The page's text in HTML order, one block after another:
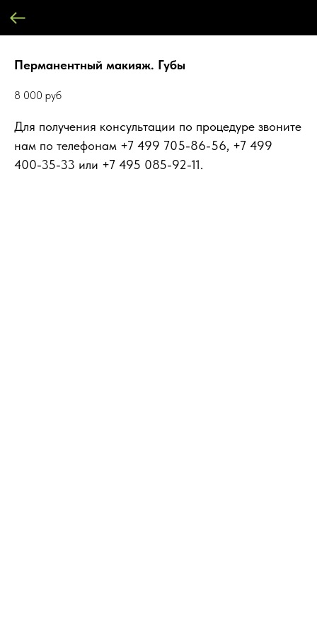
Перманентный макияж. Губы
8 000 руб
Для получения консультации по процедуре звоните
нам по телефонам +7 499 705-86-56, +7 499
400-35-33 или +7 495 085-92-11.